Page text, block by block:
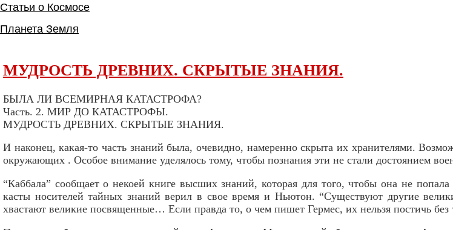
Cтатьи о Космосе
Планета Земля
МУДРОСТЬ ДРЕВНИХ. СКРЫТЫЕ ЗНАНИЯ.
БЫЛА ЛИ ВСЕМИРНАЯ КАТАСТРОФА?
Часть. 2. МИР ДО КАТАСТРОФЫ.
МУДРОСТЬ ДРЕВНИХ. СКРЫТЫЕ ЗНАНИЯ.
И наконец, какая-то часть знаний была, очевидно, намеренно скрыта их хранителями.
окружающих . Особое внимание уделялось тому, чтобы познания эти не стали достоянием
“Каббала” сообщает о некоей книге высших знаний, которая для того, чтобы она не
касты носителей тайных знаний верил в свое время и Ньютон. “Существуют другие
хвастают великие посвященные… Если правда то, о чем пишет Гермес, их нельзя постичь без